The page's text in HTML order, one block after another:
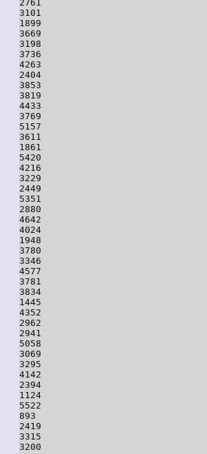
2761
3101
1899
3669
3198
3736
4263
2404
3853
3819
4433
3769
5157
3611
1861
5420
4216
3229
2449
5351
2880
4642
4024
1948
3780
3346
4577
3781
3834
1445
4352
2962
2941
5058
3069
3295
4142
2394
1124
5522
893
2419
3315
3200